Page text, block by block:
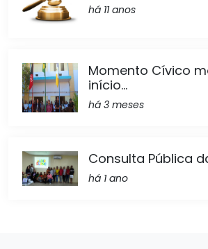
há 11 anos
Momento Cívico
início...
há 3 meses
Consulta Pública
há 1 ano